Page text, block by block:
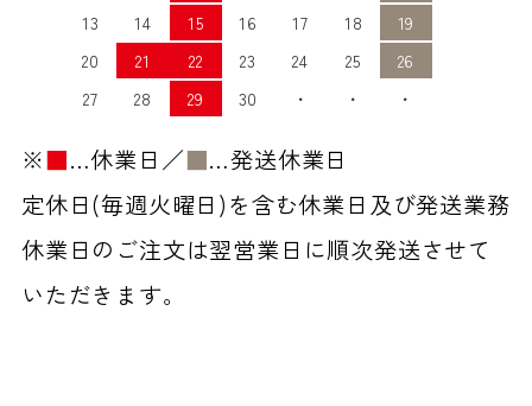
13
14 15 16 17 18
19
20
21 22 23 24 25
26
27
28 29 30 ・ ・ ・
※■…休業日／■…発送休業日
定休日(毎週火曜日)を含む休業日及び発送業務
休業日のご注文は翌営業日に順次発送させて
いただきます。